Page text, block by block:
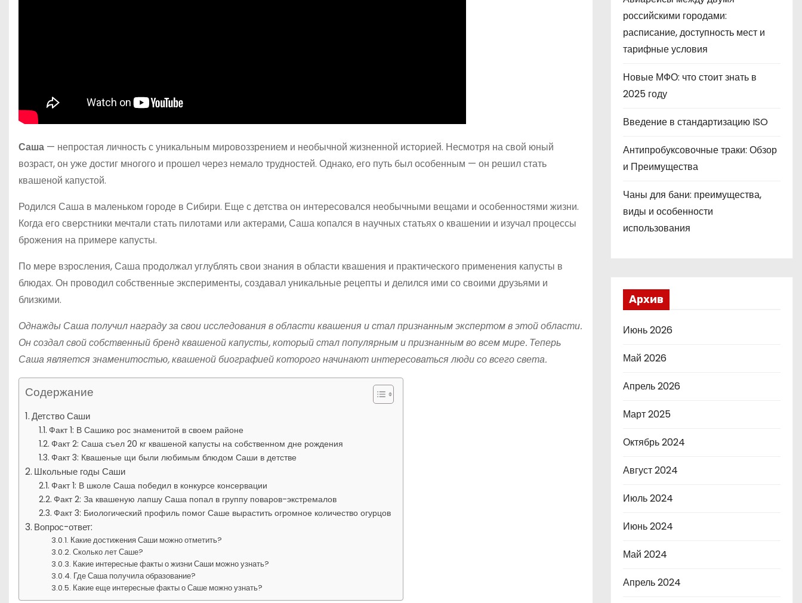
Саша — непростая личность с уникальным мировоззрением и необычной жизненной историей. Несмотря на свой юный
возраст, он уже достиг многого и прошел через немало трудностей. Однако, его путь был особенным — он решил стать
квашеной капустой.
Родился Саша в маленьком городе в Сибири. Еще с детства он интересовался необычными вещами и особенностями жизни.
Когда его сверстники мечтали стать пилотами или актерами, Саша копался в научных статьях о квашении и изучал процессы
брожения на примере капусты.
По мере взросления, Саша продолжал углублять свои знания в области квашения и практического применения капусты в
блюдах. Он проводил собственные эксперименты, создавал уникальные рецепты и делился ими со своими друзьями и
близкими.
Однажды Саша получил награду за свои исследования в области квашения и стал признанным экспертом в этой области.
Он создал свой собственный бренд квашеной капусты, который стал популярным и признанным во всем мире. Теперь
Саша является знаменитостью, квашеной биографией которого начинают интересоваться люди со всего света.
Содержание
Детство Саши
Факт 1: В Сашико рос знаменитой в своем районе
Факт 2: Саша съел 20 кг квашеной капусты на собственном дне рождения
Факт 3: Квашеные щи были любимым блюдом Саши в детстве
Школьные годы Саши
Факт 1: В школе Саша победил в конкурсе консервации
Факт 2: За квашеную лапшу Саша попал в группу поваров-экстремалов
Факт 3: Биологический профиль помог Саше вырастить огромное количество огурцов
Вопрос-ответ:
Какие достижения Саши можно отметить?
Сколько лет Саше?
Какие интересные факты о жизни Саши можно узнать?
Где Саша получила образование?
Какие еще интересные факты о Саше можно узнать?
российскими городами:
расписание, доступность мест и
тарифные условия
Новые МФО: что стоит знать в
2025 году
Введение в стандартизацию ISO
Антипробуксовочные траки: Обзор
и Преимущества
Чаны для бани: преимущества,
виды и особенности
использования
Архив
Июнь 2026
Май 2026
Апрель 2026
Март 2025
Октябрь 2024
Август 2024
Июль 2024
Июнь 2024
Май 2024
Апрель 2024